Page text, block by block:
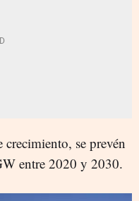
se prevén
entre 2020 y 2030.